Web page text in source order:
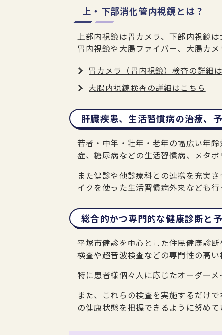
上・下部消化管内視鏡とは？
上部内視鏡は胃カメラ、下部内視鏡は
胃内視鏡や大腸ファイバー、大腸カ
胃カメラ（胃内視鏡）検査の詳細
大腸内視鏡検査の詳細はこちら
肝臓疾患、生活習慣病の治療、
若者・中年・壮年・老年の幅広い年
症、糖尿病などの生活習慣病、メタボ
また健診や他診療科との連携を充実
イクを使った生活習慣病外来なども行
総合的かつ専門的な健康診断と
平塚市健診を中心とした住民健康診
検査や超音波検査などの専門性の高い
特に患者様個々人に応じたオーダー
また、これらの検査を実施するだけ
の健康状態を把握できるように努めて